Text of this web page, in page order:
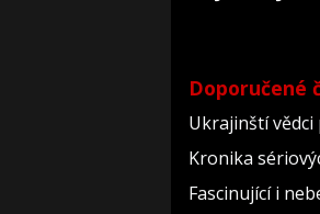
Doporučené
Ukrajinští vědci
Kronika
Fascinující i